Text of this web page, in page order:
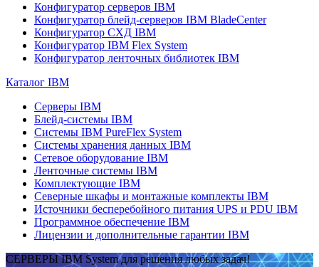
Конфигуратор серверов IBM
Конфигуратор блейд-серверов IBM BladeCenter
Конфигуратор СХД IBM
Конфигуратор IBM Flex System
Конфигуратор ленточных библиотек IBM
Каталог IBM
Серверы IBM
Блейд-системы IBM
Системы IBM PureFlex System
Системы хранения данных IBM
Сетевое оборудование IBM
Ленточные системы IBM
Комплектующие IBM
Северные шкафы и монтажные комплекты IBM
Источники бесперебойного питания UPS и PDU IBM
Программное обеспечение IBM
Лицензии и дополнительные гарантии IBM
СЕРВЕРЫ IBM System для решения любых задач!